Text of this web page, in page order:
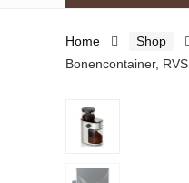
Home Shop
Bonencontainer, RVS